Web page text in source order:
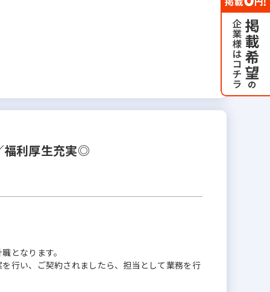
福利厚生充実◎
となります。
行い、ご契約されましたら、担当として業務を行